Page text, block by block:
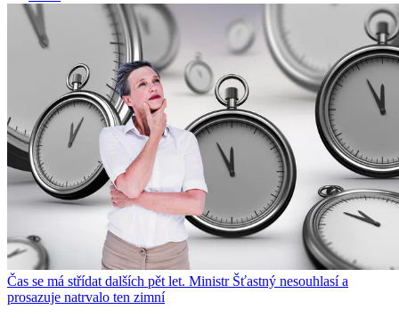
Čas se má střídat dalších pět let. Ministr Šťastný nesouhlasí a
prosazuje natrvalo ten zimní